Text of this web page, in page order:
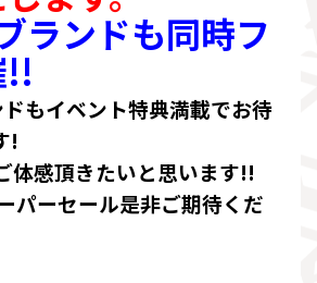
ランドも同時フ
!!
もイベント特典満載でお待
!
体感頂きたいと思います!!
パーセール是非ご期待くだ